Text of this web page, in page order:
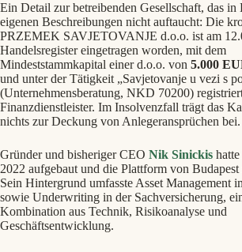
Ein Detail zur betreibenden Gesellschaft, das in
eigenen Beschreibungen nicht auftaucht: Die
PRZEMEK SAVJETOVANJE d.o.o. ist am
Handelsregister eingetragen worden, mit dem
Mindeststammkapital einer d.o.o. von 5.000
und unter der Tätigkeit „Savjetovanje u vezi s
(Unternehmensberatung, NKD 70200)
Finanzdienstleister. Im Insolvenzfall trägt das
nichts zur Deckung von Anlegeransprüchen bei.
Gründer und bisheriger CEO Nik Sinickis
2022 aufgebaut und die Plattform von Budapest
Sein Hintergrund umfasste Asset Management
sowie Underwriting in der Sachversicherung,
Kombination aus Technik, Risikoanalyse und
Geschäftsentwicklung.